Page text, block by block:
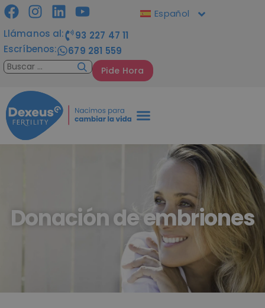
Llámanos al:
93 227 47 11
Escríbenos:
679 281 559
Pide Hora
Español
Donación de embriones